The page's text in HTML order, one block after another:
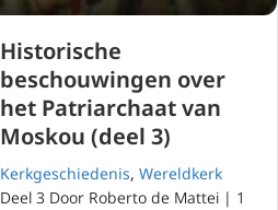
Historische
beschouwingen over
het Patriarchaat van
Moskou (deel 3)
Kerkgeschiedenis,Wereldkerk
Deel 3 Door Roberto de Mattei | 1